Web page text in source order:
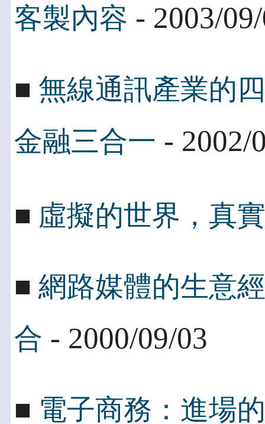
客製內容 - 2003/
■ 無線通訊產業的
金融三合一 - 2002/
■ 虛擬的世界，真
■ 網路媒體的生意
合 - 2000/09/03
■ 電子商務：進場